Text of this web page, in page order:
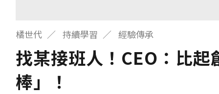
橘世代 持續學習 經驗傳承
找某接班人！CEO：比
棒」！